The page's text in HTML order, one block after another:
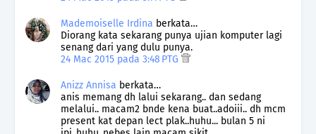
Mademoiselle Irdina berkata…
Diorang kata sekarang punya ujian komputer lagi
senang dari yang dulu punya.
24 Mac 2015 pada 3:48 PTG
Anizz Annisa berkata…
anis memang dh lalui sekarang.. dan sedang
melalui.. macam2 bnde kena buat..adoiii.. dh mcm
present kat depan lect plak..huhu... bulan 5 ni